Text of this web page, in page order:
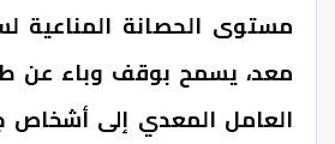
مستوى الحصانة المناعية
معد، يسمح بوقف وباء عن
العامل المعدي إلى أشخاص